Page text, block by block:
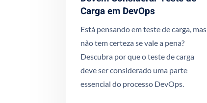
Carga em DevOps
Está pensando em teste de carga, mas
não tem certeza se vale a pena?
Descubra por que o teste de carga
deve ser considerado uma parte
essencial do processo DevOps.